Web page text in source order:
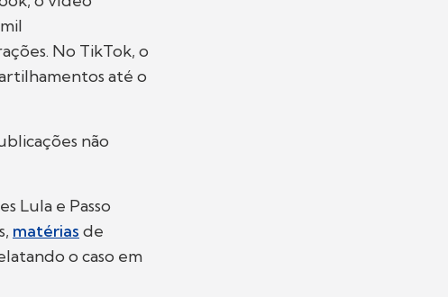
No TikTok, o
até o
não
Lula e Passo
matérias de
o caso em